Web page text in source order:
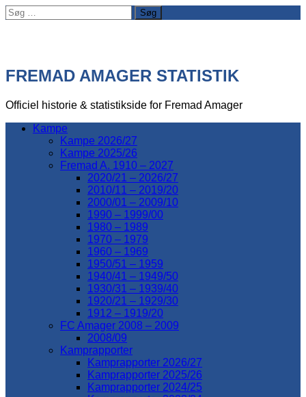
Søg
efter:
FREMAD AMAGER STATISTIK
Officiel historie & statistikside for Fremad Amager
Kampe
Kampe 2026/27
Kampe 2025/26
Fremad A. 1910 – 2027
2020/21 – 2026/27
2010/11 – 2019/20
2000/01 – 2009/10
1990 – 1999/00
1980 – 1989
1970 – 1979
1960 – 1969
1950/51 – 1959
1940/41 – 1949/50
1930/31 – 1939/40
1920/21 – 1929/30
1912 – 1919/20
FC Amager 2008 – 2009
2008/09
Kamprapporter
Kamprapporter 2026/27
Kamprapporter 2025/26
Kamprapporter 2024/25